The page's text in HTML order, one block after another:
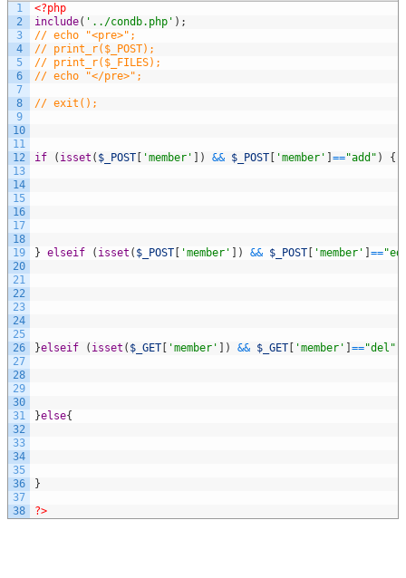
1
2
3
4
5
6
7
8
9
10
11
12
13
14
15
16
17
18
19
20
21
22
23
24
25
26
27
28
29
30
31
32
33
34
35
36
37
38
<?php
include( '../condb.php' ) ;
// echo "<pre>";
// print_r($_POST);
// print_r($_FILES);
// echo "</pre>";
// exit();
if ( isset ( $_POST [ 'member' ] ) && $_POST [ 'member' ] =="add" ) {
} elseif ( isset ( $_POST [ 'member' ] ) && $_POST [ 'member' ] ==
}elseif ( isset ( $_GET [ 'member' ] ) && $_GET [ 'member' ] =="del"
}else{
}
?>